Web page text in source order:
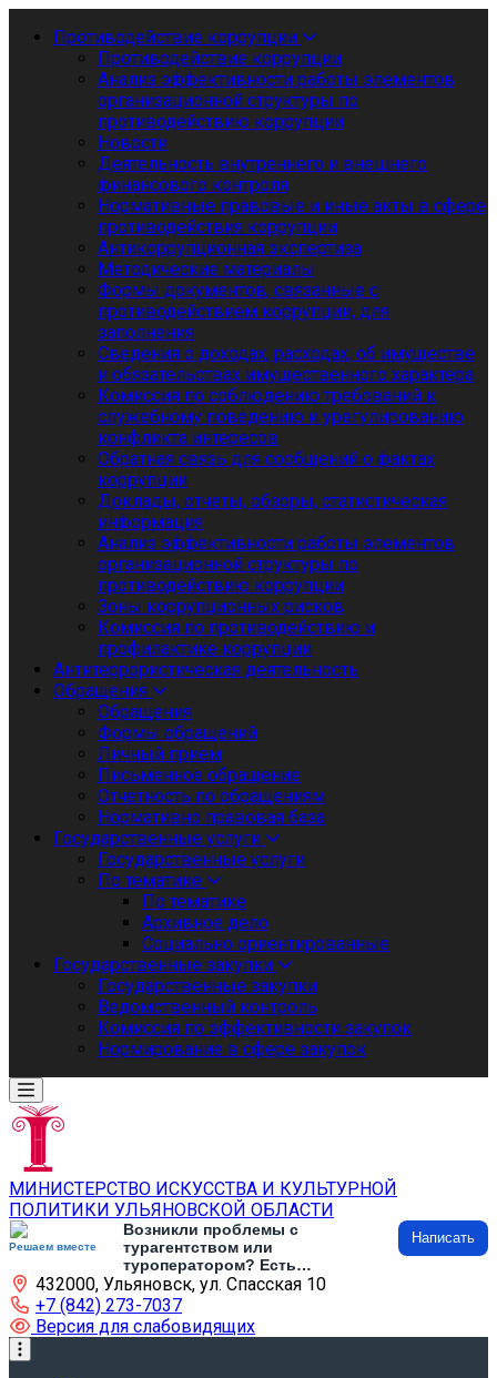
Противодействие коррупции
Противодействие коррупции
Анализ эффективности работы элементов
организационной структуры по
противодействию коррупции
Новости
Деятельность внутреннего и внешнего
финансового контроля
Нормативные правовые и иные акты в сфере
противодействия коррупции
Антикоррупционная экспертиза
Методические материалы
Формы документов, связанные с
противодействием коррупции, для
заполнения
Сведения о доходах, расходах, об имуществе
и обязательствах имущественного характера
Комиссия по соблюдению требований к
служебному поведению и урегулированию
конфликта интересов
Обратная связь для сообщений о фактах
коррупции
Доклады, отчеты, обзоры, статистическая
информация
Анализ эффективности работы элементов
организационной структуры по
противодействию коррупции
Зоны коррупционных рисков
Комиссия по противодействию и
профилактике коррупции
Антитеррористическая деятельность
Обращения
Обращения
Формы обращений
Личный приём
Письменное обращение
Отчетность по обращениям
Нормативно правовая база
Государственные услуги
Государственные услуги
По тематике
По тематике
Архивное дело
Социально ориентированные
Государственные закупки
Государственные закупки
Ведомственный контроль
Комиссия по эффективности закупок
Нормирование в сфере закупок
МИНИСТЕРСТВО ИСКУССТВА И КУЛЬТУРНОЙ
ПОЛИТИКИ УЛЬЯНОВСКОЙ ОБЛАСТИ
Решаем вместе
Возникли проблемы с
турагентством или
туроператором? Есть
предложения по развитию
туризма и туристической
инфраструктуры? Напишите об
этом
Написать
432000, Ульяновск, ул. Спасская 10
+7 (842) 273-7037
Версия для слабовидящих